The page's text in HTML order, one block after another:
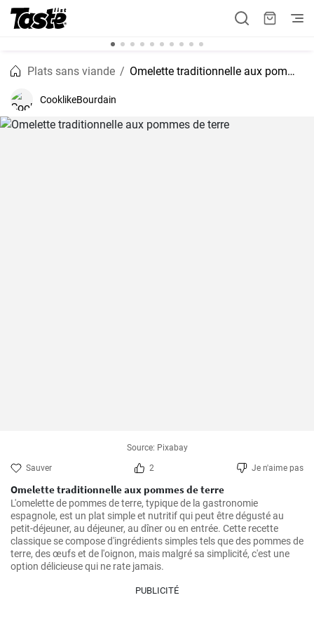
Plats sans viande Omelette traditionnelle aux pommes de terre
CooklikeBourdain
Source: Pixabay
Sauver 2 Je n'aime pas
Omelette traditionnelle aux pommes de terre
L'omelette de pommes de terre, typique de la gastronomie
espagnole, est un plat simple et nutritif qui peut être dégusté au
petit-déjeuner, au déjeuner, au dîner ou en entrée. Cette recette
classique se compose d'ingrédients simples tels que des pommes de
terre, des œufs et de l'oignon, mais malgré sa simplicité, c'est une
PUBLICITÉ